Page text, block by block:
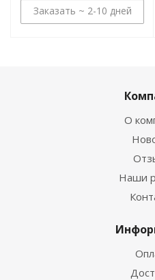
Заказать ~ 2-10 дней
О
Наши